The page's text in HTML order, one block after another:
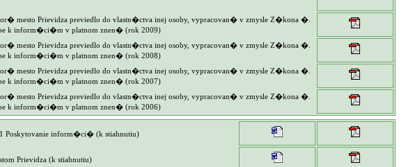
mesto Prievidza previedlo do vlastn�ctva inej osoby, vypracovan� v zmysle Z�kona �.
k inform�ci�m v platnom znen� (rok 2009)
mesto Prievidza previedlo do vlastn�ctva inej osoby, vypracovan� v zmysle Z�kona �.
k inform�ci�m v platnom znen� (rok 2008)
mesto Prievidza previedlo do vlastn�ctva inej osoby, vypracovan� v zmysle Z�kona �.
k inform�ci�m v platnom znen� (rok 2007)
mesto Prievidza previedlo do vlastn�ctva inej osoby, vypracovan� v zmysle Z�kona �.
k inform�ci�m v platnom znen� (rok 2006)
Poskytovanie inform�ci� (k stiahnutiu)
Prievidza (k stiahnutiu)